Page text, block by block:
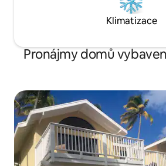
Klimatizace
Pronájmy domů